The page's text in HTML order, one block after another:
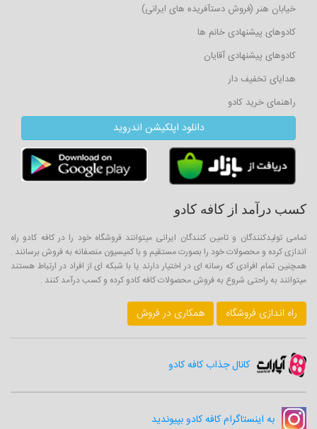
خیابان هنر (فروش دستآفریده های ایرانی)
کادوهای پیشنهادی خانم ها
کادوهای پیشنهادی آقایان
هدایای تخفیف دار
راهنمای خرید کادو
دانلود اپلکیشن اندروید
کسب درآمد از کافه کادو
تمامی تولیدکنندگان و تامین کنندگان ایرانی میتوانند فروشگاه خود را در کافه کادو راه
اندازی کرده و محصولات خود را بصورت مستقیم و با کمیسیون منصفانه به فروش برسانند .
همچنین تمام افرادی که رسانه ای در اختیار دارند یا با شبکه ای از افراد در ارتباط هستند
میتوانند به راحتی شروع به فروش محصولات کافه کادو کرده و کسب درآمد کنند .
راه اندازی فروشگاه همکاری در فروش
به اینستاگرام کافه کادو بپیوندید
کانال جذاب کافه کادو